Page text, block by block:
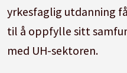
yrkesfaglig utdanning
til å oppfylle sitt
med UH-sektoren.